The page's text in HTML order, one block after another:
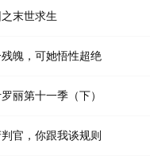
孩香凌家，用他的超人魔力
末世求生
魄，可她悟性超绝
丽第十一季（下）
官，你跟我谈规则